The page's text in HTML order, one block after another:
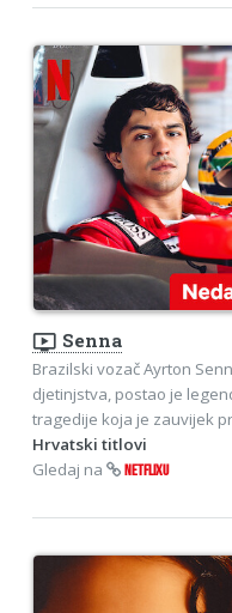
ondemand_video Senna
Brazilski vozač Ayrton
djetinjstva, postao je
tragedije koja je zauvijek
Hrvatski titlovi
Gledaj na
NETFLIXU